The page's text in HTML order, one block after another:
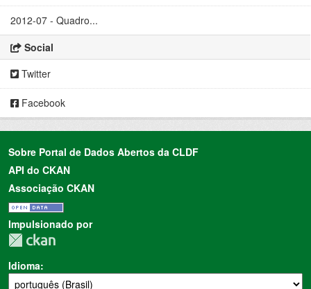
2012-07 - Quadro...
Social
Twitter
Facebook
Sobre Portal de Dados Abertos da CLDF
API do CKAN
Associação CKAN
Impulsionado por
Idioma